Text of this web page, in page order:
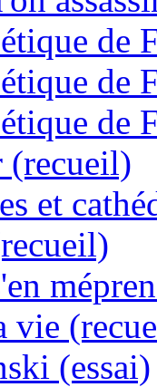
de
de
de
(recueil)
et
vie
(essai)